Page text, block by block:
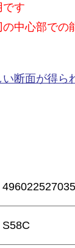
す
中心部での
断面が得ら
S58C